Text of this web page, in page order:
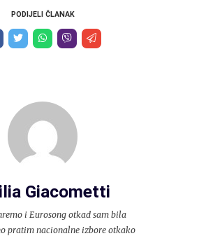
PODIJELI ČLANAK
Giacometti
i Eurosong otkad sam bila
pratim nacionalne izbore otkako